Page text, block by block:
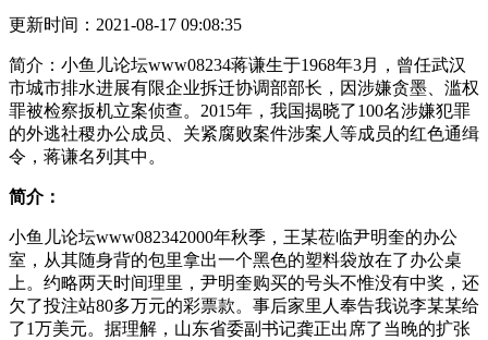
更新时间： 2021-08-17 09:08:35
简介： 小鱼儿论坛www08234蒋谦生于1968年3月，曾任武汉
市城市排水进展有限企业拆迁协调部部长，因涉嫌贪墨、滥权
罪被检察扳机立案侦查。2015年，我国揭晓了100名涉嫌犯罪
的外逃社稷办公成员、关紧腐败案件涉案人等成员的红色通缉
令，蒋谦名列其中。
简介：
小鱼儿论坛www082342000年秋季，王某莅临尹明奎的办公
室，从其随身背的包里拿出一个黑色的塑料袋放在了办公桌
上。约略两天时间理里，尹明奎购买的号头不惟没有中奖，还
欠了投注站80多万元的彩票款。事后家里人奉告我说李某某给
了1万美元。据理解，山东省委副书记龚正出席了当晚的扩张